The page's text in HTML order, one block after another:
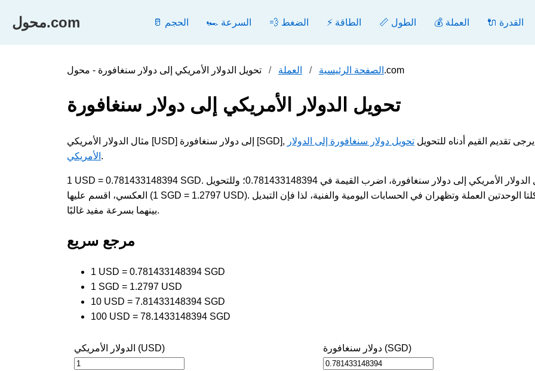
محول.com 🥛 الحجم 🏎️ السرعة 💨 الضغط ⚡ الطاقة 📏 الطول 💰 العملة 🔌 القدرة
الصفحة الرئيسية العملة تحويل الدولار الأمريكي إلى دولار سنغافورة - محول.com
تحويل الدولار الأمريكي إلى دولار سنغافورة
مثال الدولار الأمريكي [USD] إلى دولار سنغافورة [SGD], يرجى تقديم القيم أدناه للتحويل تحويل دولار سنغافورة إلى الدولار
الأمريكي .
1 USD = 0.781433148394 SGD. لتحويل الدولار الأمريكي إلى دولار سنغافورة، اضرب القيمة في 0.781433148394؛ وللتحويل
العكسي، اقسم عليها (1 SGD = 1.2797 USD). تقيس كلتا الوحدتين العملة وتظهران في الحسابات اليومية والفنية، لذا فإن التبديل
بينهما بسرعة مفيد غالبًا.
مرجع سريع
1 USD = 0.781433148394 SGD
1 SGD = 1.2797 USD
10 USD = 7.81433148394 SGD
100 USD = 78.1433148394 SGD
الدولار الأمريكي (USD) دولار سنغافورة (SGD)